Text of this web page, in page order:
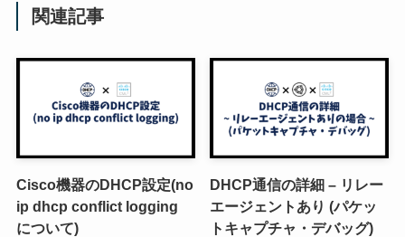
関連記事
Cisco機器のDHCP設定(no
ip dhcp conflict logging
について)
DHCP通信の詳細 – リレー
エージェントあり (パケッ
トキャプチャ・デバッグ)